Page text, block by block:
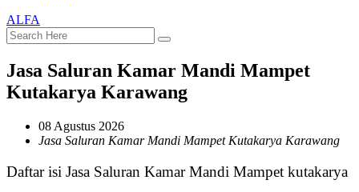
ALFA
Jasa Saluran Kamar Mandi Mampet
Kutakarya Karawang
08 Agustus 2026
Jasa Saluran Kamar Mandi Mampet Kutakarya Karawang
Daftar isi Jasa Saluran Kamar Mandi Mampet kutakarya